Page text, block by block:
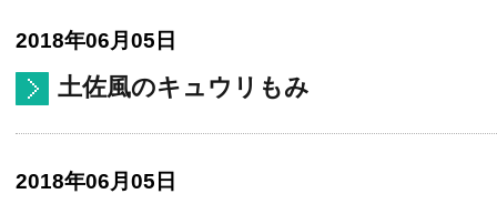
2018年06月05日
土佐風のキュウリもみ
2018年06月05日